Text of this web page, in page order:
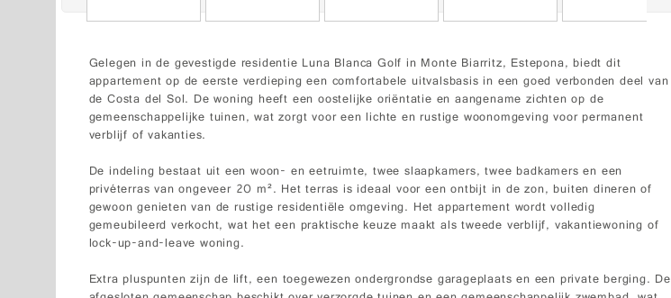
Gelegen in de gevestigde residentie Luna Blanca Golf in Monte Biarritz, Estepona, biedt dit
appartement op de eerste verdieping een comfortabele uitvalsbasis in een goed verbonden deel van
de Costa del Sol. De woning heeft een oostelijke oriëntatie en aangename zichten op de
gemeenschappelijke tuinen, wat zorgt voor een lichte en rustige woonomgeving voor permanent
verblijf of vakanties.
De indeling bestaat uit een woon- en eetruimte, twee slaapkamers, twee badkamers en een
privéterras van ongeveer 20 m². Het terras is ideaal voor een ontbijt in de zon, buiten dineren of
gewoon genieten van de rustige residentiële omgeving. Het appartement wordt volledig
gemeubileerd verkocht, wat het een praktische keuze maakt als tweede verblijf, vakantiewoning of
lock-up-and-leave woning.
Extra pluspunten zijn de lift, een toegewezen ondergrondse garageplaats en een private berging. De